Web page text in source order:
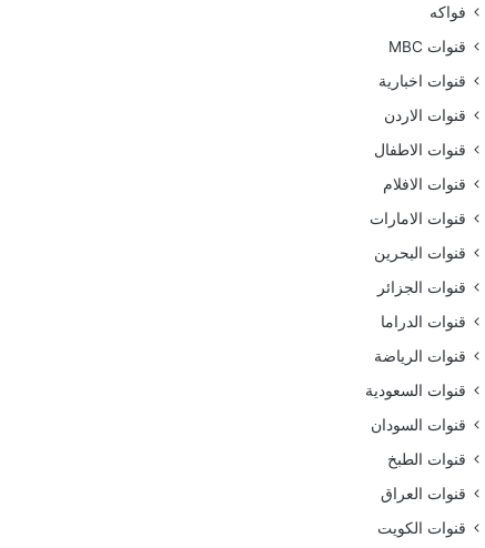
فواكه
قنوات MBC
قنوات اخبارية
قنوات الاردن
قنوات الاطفال
قنوات الافلام
قنوات الامارات
قنوات البحرين
قنوات الجزائر
قنوات الدراما
قنوات الرياضة
قنوات السعودية
قنوات السودان
قنوات الطبخ
قنوات العراق
قنوات الكويت